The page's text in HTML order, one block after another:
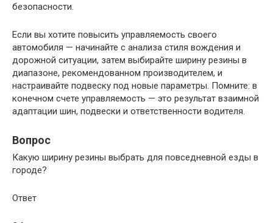
безопасности.
Если вы хотите повысить управляемость своего
автомобиля — начинайте с анализа стиля вождения и
дорожной ситуации, затем выбирайте ширину резины в
диапазоне, рекомендованном производителем, и
настраивайте подвеску под новые параметры. Помните: в
конечном счете управляемость — это результат взаимной
адаптации шин, подвески и ответственности водителя.
Вопрос
Какую ширину резины выбрать для повседневной езды в
городе?
Ответ